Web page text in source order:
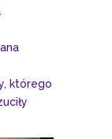
którego